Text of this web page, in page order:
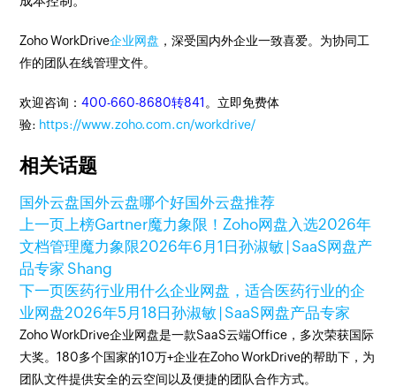
Zoho WorkDrive企业网盘 ，深受国内外企业一致喜爱。为协同工
作的团队在线管理文件。
欢迎咨询：400-660-8680转841 。立即免费体
验: https://www.zoho.com.cn/workdrive/
相关话题
国外云盘国外云盘哪个好国外云盘推荐
上一页上榜Gartner魔力象限！Zoho网盘入选2026年
文档管理魔力象限2026年6月1日孙淑敏 | SaaS网盘产
品专家 Shang
下一页医药行业用什么企业网盘，适合医药行业的企
业网盘2026年5月18日孙淑敏 | SaaS网盘产品专家
Zoho WorkDrive企业网盘是一款SaaS云端Office，多次荣获国际
大奖。180多个国家的10万+企业在Zoho WorkDrive的帮助下，为
团队文件提供安全的云空间以及便捷的团队合作方式。